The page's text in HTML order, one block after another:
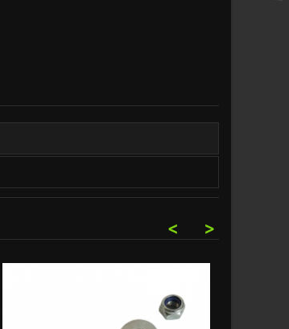
>
<